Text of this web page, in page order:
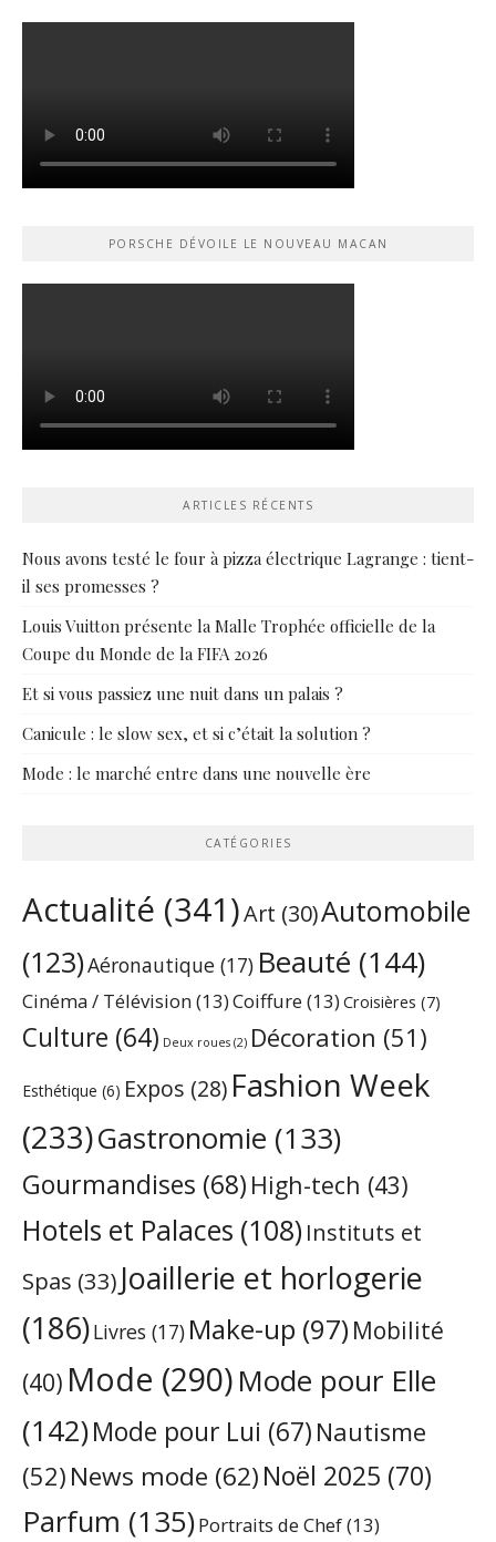
PORSCHE DÉVOILE LE NOUVEAU MACAN
ARTICLES RÉCENTS
Nous avons testé le four à pizza électrique Lagrange : tient-
il ses promesses ?
Louis Vuitton présente la Malle Trophée officielle de la
Coupe du Monde de la FIFA 2026
Et si vous passiez une nuit dans un palais ?
Canicule : le slow sex, et si c’était la solution ?
Mode : le marché entre dans une nouvelle ère
CATÉGORIES
Actualité (341)Art (30)Automobile
(123)Aéronautique (17) Beauté (144)
Cinéma / Télévision(13)Coiffure(13) Croisières (7)
Culture (64) Deux roues (2) Décoration (51)
Esthétique (6) Expos (28) Fashion Week
(233)Gastronomie (133)
Gourmandises (68) High-tech (43)
Hotels et Palaces (108) Instituts et
Spas (33) Joaillerie et horlogerie
(186)Livres (17) Make-up (97) Mobilité
(40) Mode (290)Mode pour Elle
(142)Mode pour Lui (67) Nautisme
(52) News mode (62)Noël 2025 (70)
Parfum (135)Portraits de Chef(13)